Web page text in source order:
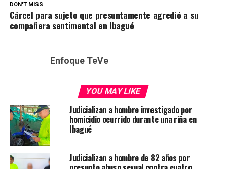
DON'T MISS
Cárcel para sujeto que presuntamente agredió a su
compañera sentimental en Ibagué
Enfoque TeVe
YOU MAY LIKE
Judicializan a hombre investigado por
homicidio ocurrido durante una riña en
Ibagué
Judicializan a hombre de 82 años por